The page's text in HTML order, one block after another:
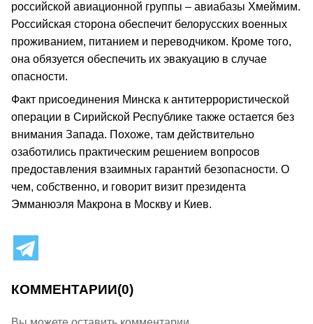
российской авиационной группы – авиабазы Хмеймим.
Российская сторона обеспечит белорусских военных
проживанием, питанием и переводчиком. Кроме того,
она обязуется обеспечить их эвакуацию в случае
опасности.
Факт присоединения Минска к антитеррористической
операции в Сирийской Республике также остается без
внимания Запада. Похоже, там действительно
озаботились практическим решением вопросов
предоставления взаимных гарантий безопасности. О
чем, собственно, и говорит визит президента
Эмманюэля Макрона в Москву и Киев.
КОММЕНТАРИИ(0)